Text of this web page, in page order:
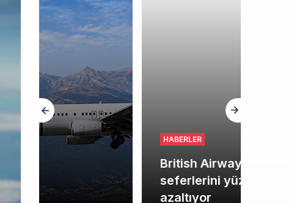
HABERLER
British Airways A380
seferlerini yüzde 28
azaltıyor